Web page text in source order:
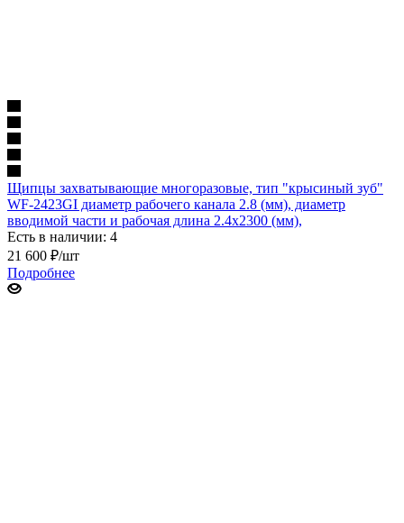
Щипцы захватывающие многоразовые, тип "крысиный зуб"
WF-2423GI диаметр рабочего канала 2.8 (мм), диаметр
вводимой части и рабочая длина 2.4х2300 (мм),
Есть в наличии: 4
21 600 ₽/шт
Подробнее